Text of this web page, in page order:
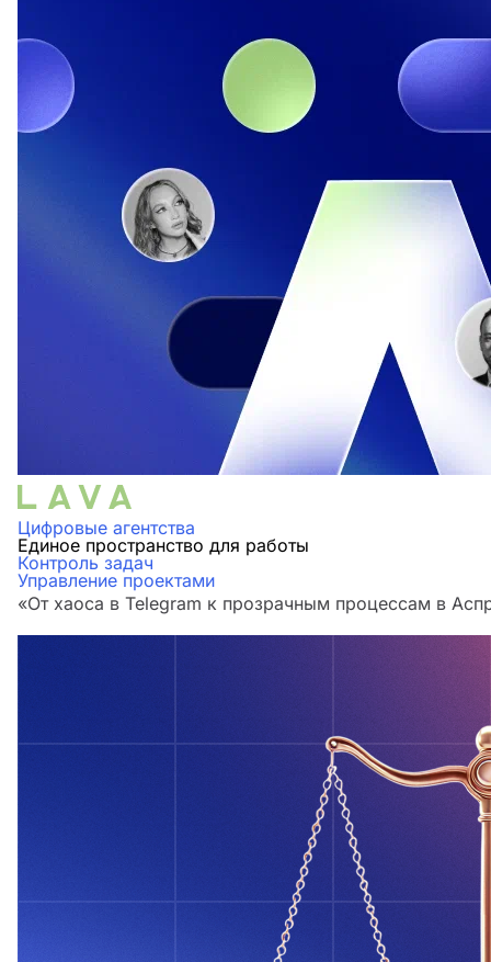
Цифровые агентства
Единое пространство для работы
Контроль задач
Управление проектами
«От хаоса в Telegram к прозрачным процессам в